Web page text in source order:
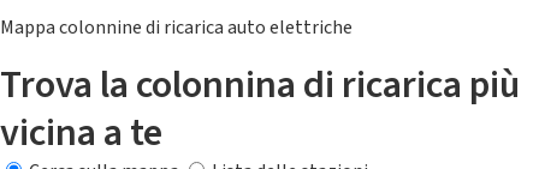
Mappa colonnine di ricarica auto elettriche
Trova la colonnina di ricarica più
vicina a te